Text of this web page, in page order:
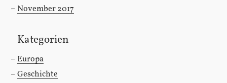
November 2017
Kategorien
Europa
Geschichte